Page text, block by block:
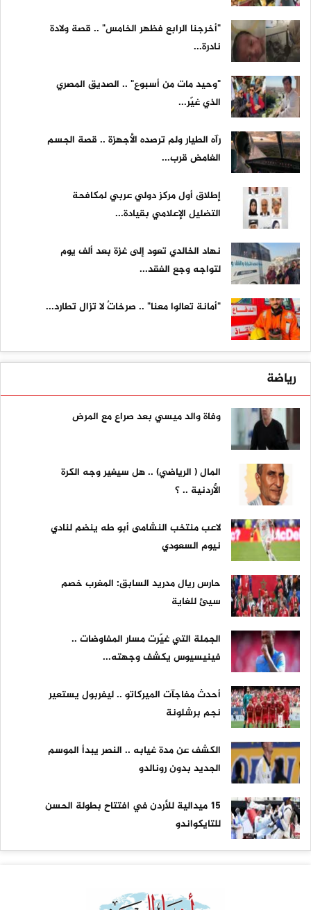
"أخرجنا الرابع فظهر الخامس" .. قصة ولادة
نادرة...
"وحيد مات من أسبوع" .. الصديق المصري
الذي غيّر...
رآه الطيار ولم ترصده الأجهزة .. قصة الجسم
الغامض قرب...
إطلاق أول مركز دولي عربي لمكافحة
التضليل الإعلامي بقيادة...
نهاد الخالدي تعود إلى غزة بعد ألف يوم
لتواجه وجع الفقد...
"أمانة تعالوا معنا" .. صرخاتٌ لا تزال تطارد...
رياضة
وفاة والد ميسي بعد صراع مع المرض
المال ( الرياضي) .. هل سيغير وجه الكرة
الأردنية .. ؟
لاعب منتخب النشامى أبو طه ينضم لنادي
نيوم السعودي
حارس ريال مدريد السابق: المغرب خصم
سيئ للغاية
الجملة التي غيّرت مسار المفاوضات ..
فينيسيوس يكشف وجهته...
أحدث مفاجآت الميركاتو .. ليفربول يستعير
نجم برشلونة
الكشف عن مدة غيابه .. النصر يبدأ الموسم
الجديد بدون رونالدو
15 ميدالية للأردن في افتتاح بطولة الحسن
للتايكواندو